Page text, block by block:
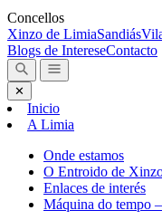
Concellos
Xinzo de LimiaSandiás
Blogs de IntereseContacto
✕
Inicio
A Limia
Onde estamos
O Entroido de
Enlaces de interés
Máquina do tempo